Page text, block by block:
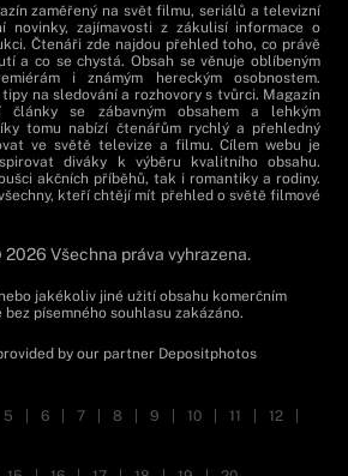
zaměřený na svět filmu, seriálů a televizní
novinky, zajímavosti z zákulisí informace o
Čtenáři zde najdou přehled toho, co právě
a co se chystá. Obsah se věnuje oblíbeným
i známým hereckým osobnostem.
na sledování a rozhovory s tvůrci. Magazín
články se zábavným obsahem a lehkým
tomu nabízí čtenářům rychlý a přehledný
ve světě televize a filmu. Cílem webu je
diváky k výběru kvalitního obsahu.
akčních příběhů, tak i romantiky a rodiny.
kteří chtějí mít přehled o světě filmové
2026 Všechna práva vyhrazena.
jakékoliv jiné užití obsahu komerčním
bez písemného souhlasu zakázáno.
by our partner Depositphotos
5 6 7 8 9 10 11 12